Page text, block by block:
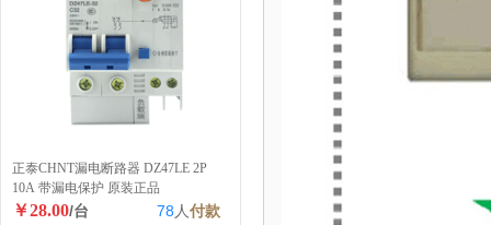
正泰CHNT漏电断路器 DZ47LE 2P
10A 带漏电保护 原装正品
￥28.00/台 78 人付款